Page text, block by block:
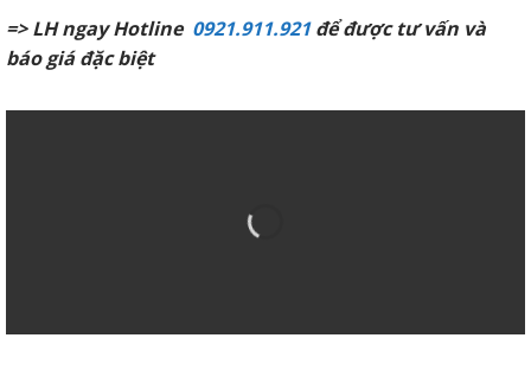
=> LH ngay Hotline 0921.911.921để được tư vấn và
báo giá đặc biệt